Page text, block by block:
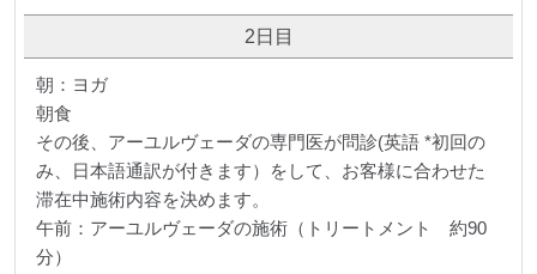
2日目
朝：ヨガ
朝食
その後、アーユルヴェーダの専門医が問診(英語 *初回の
み、日本語通訳が付きます）をして、お客様に合わせた
滞在中施術内容を決めます。
午前：アーユルヴェーダの施術（トリートメント 約90
分）